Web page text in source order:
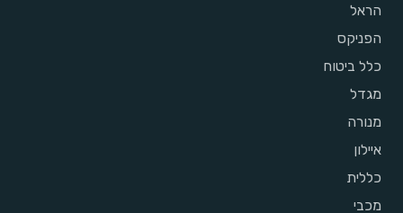
הראל
הפניקס
כלל ביטוח
מגדל
מנורה
איילון
כללית
מכבי